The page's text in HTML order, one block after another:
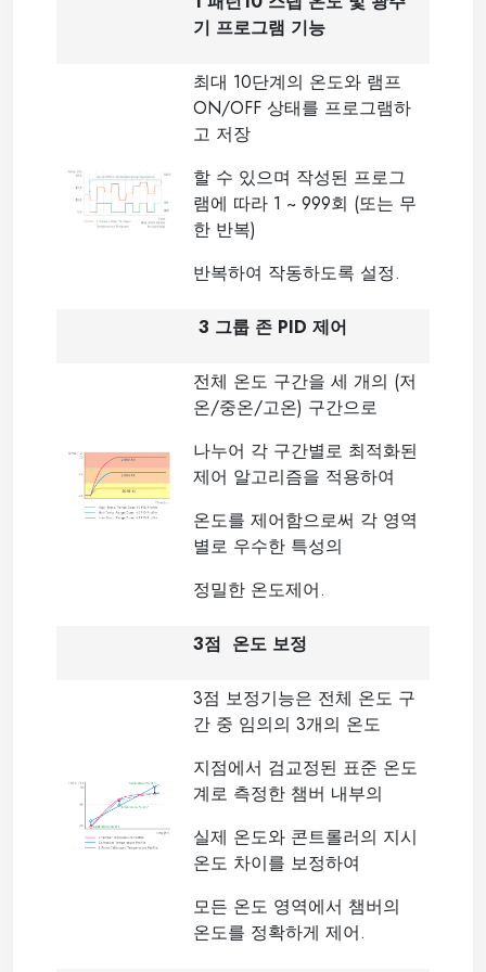
기 프로그램 기능
최대 10단계의 온도와 램프
ON/OFF 상태를 프로그램하
고 저장
할 수 있으며 작성된 프로그
램에 따라 1 ~ 999회 (또는 무
한 반복)
반복하여 작동하도록 설정.
3 그룹 존 PID 제어
전체 온도 구간을 세 개의 (저
온/중온/고온) 구간으로
나누어 각 구간별로 최적화된
제어 알고리즘을 적용하여
온도를 제어함으로써 각 영역
별로 우수한 특성의
정밀한 온도제어.
3점 온도 보정
3점 보정기능은 전체 온도 구
간 중 임의의 3개의 온도
지점에서 검교정된 표준 온도
계로 측정한 챔버 내부의
실제 온도와 콘트롤러의 지시
온도 차이를 보정하여
모든 온도 영역에서 챔버의
온도를 정확하게 제어.